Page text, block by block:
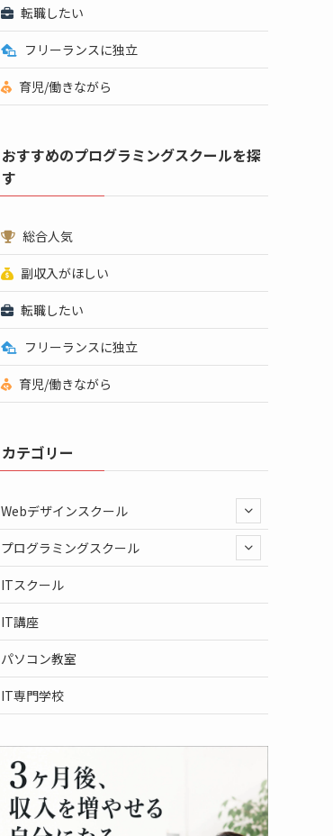
転職したい
フリーランスに独立
育児/働きながら
おすすめのプログラミングスクールを探
す
総合人気
副収入がほしい
転職したい
フリーランスに独立
育児/働きながら
カテゴリー
Webデザインスクール
プログラミングスクール
ITスクール
IT講座
パソコン教室
IT専門学校